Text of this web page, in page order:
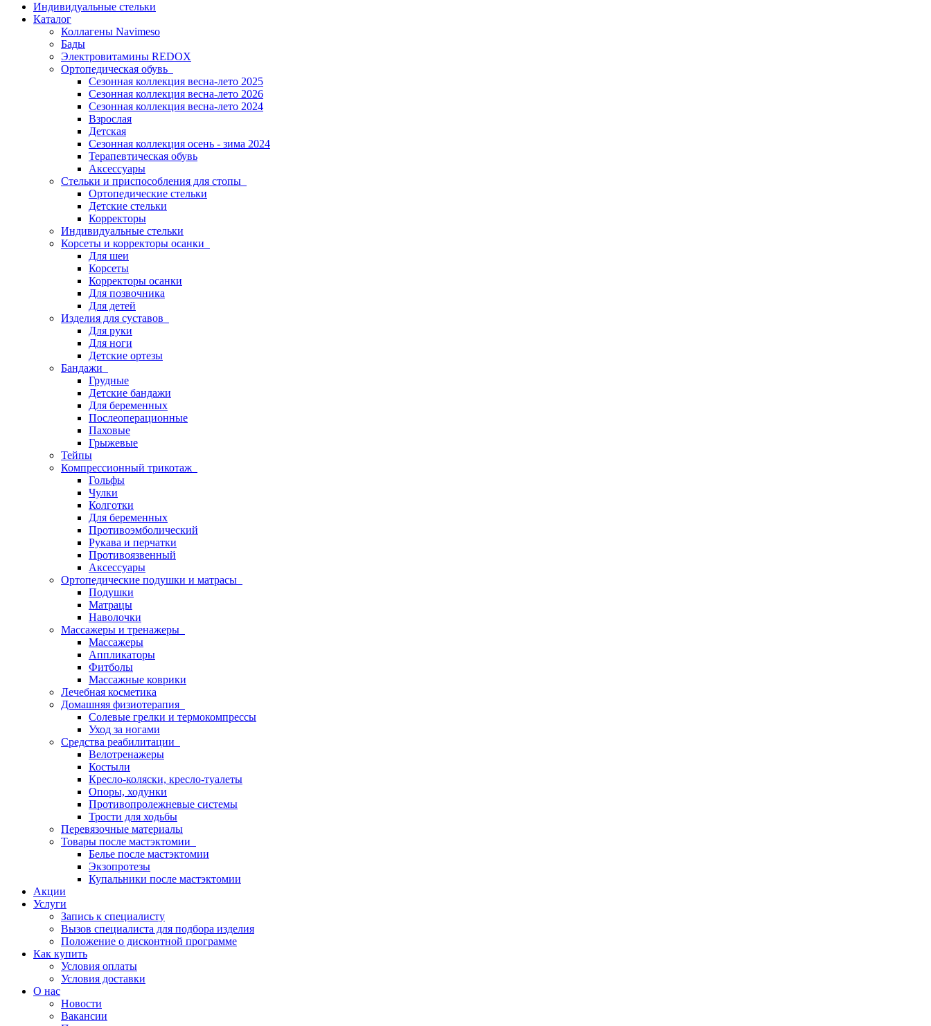
Индивидуальные стельки
Каталог
Коллагены Navimeso
Бады
Электровитамины REDOX
Ортопедическая обувь
Сезонная коллекция весна-лето 2025
Сезонная коллекция весна-лето 2026
Сезонная коллекция весна-лето 2024
Взрослая
Детская
Сезонная коллекция осень - зима 2024
Терапевтическая обувь
Аксессуары
Стельки и приспособления для стопы
Ортопедические стельки
Детские стельки
Корректоры
Индивидуальные стельки
Корсеты и корректоры осанки
Для шеи
Корсеты
Корректоры осанки
Для позвочника
Для детей
Изделия для суставов
Для руки
Для ноги
Детские ортезы
Бандажи
Грудные
Детские бандажи
Для беременных
Послеоперационные
Паховые
Грыжевые
Тейпы
Компрессионный трикотаж
Гольфы
Чулки
Колготки
Для беременных
Противоэмболический
Рукава и перчатки
Противоязвенный
Аксессуары
Ортопедические подушки и матрасы
Подушки
Матрацы
Наволочки
Массажеры и тренажеры
Массажеры
Аппликаторы
Фитболы
Массажные коврики
Лечебная косметика
Домашняя физиотерапия
Солевые грелки и термокомпрессы
Уход за ногами
Средства реабилитации
Велотренажеры
Костыли
Кресло-коляски, кресло-туалеты
Опоры, ходунки
Противопролежневые системы
Трости для ходьбы
Перевязочные материалы
Товары после мастэктомии
Белье после мастэктомии
Экзопротезы
Купальники после мастэктомии
Акции
Услуги
Запись к специалисту
Вызов специалиста для подбора изделия
Положение о дисконтной программе
Как купить
Условия оплаты
Условия доставки
О нас
Новости
Вакансии